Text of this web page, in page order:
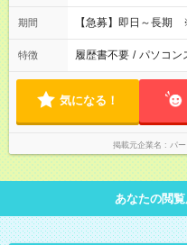
期間 【急募】即日～長期
特徴 履歴書不要 / パソコン
気になる！
掲載元企業名 パ
あなたの閲